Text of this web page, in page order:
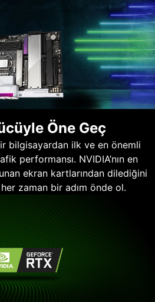
Öne Geç
bilgisayardan ilk ve en önemli
performansı. NVIDIA’nın en
ekran kartlarından dilediğini
zaman bir adım önde ol.